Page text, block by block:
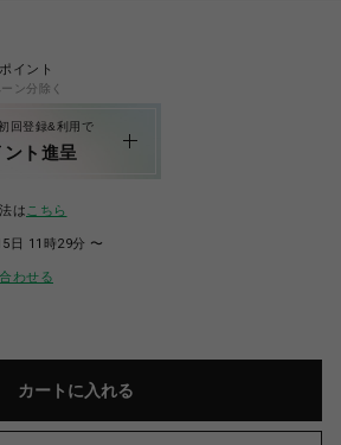
ポイント
ン分除く
回登録&利用で
ト進呈
は こちら
日 11時29分 〜
わせる
カートに入れる